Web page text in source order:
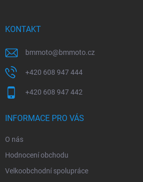
KONTAKT
bmmoto@bmmoto.cz
+420 608 947 444
+420 608 947 442
INFORMACE PRO VÁS
O nás
Hodnocení obchodu
Velkoobchodní spolupráce